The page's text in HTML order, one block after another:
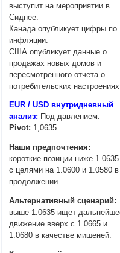
выступит на мероприятии в
Сиднее.
Канада опубликует цифры по
инфляции.
США опубликует данные о
продажах новых домов и
пересмотренного отчета о
потребительских
EUR / USD внутридневный
анализ: Под давлением.
Pivot: 1,0635
Наши предпочтения:
короткие позиции ниже 1.0635
с целями на 1.0600 и 1.0580 в
продолжении.
Альтернативный сценарий:
выше 1.0635 ищет
движение вверх с 1.0665 и
1.0680 в качестве мишеней.